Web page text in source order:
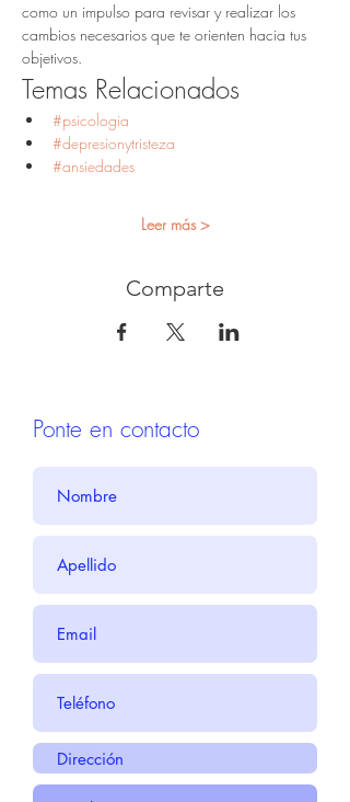
como un impulso para revisar y realizar los
cambios necesarios que te orienten hacia tus
objetivos.
Temas Relacionados
#psicologia
#depresionytristeza
#ansiedades
Leer más >
Comparte
Ponte en contacto